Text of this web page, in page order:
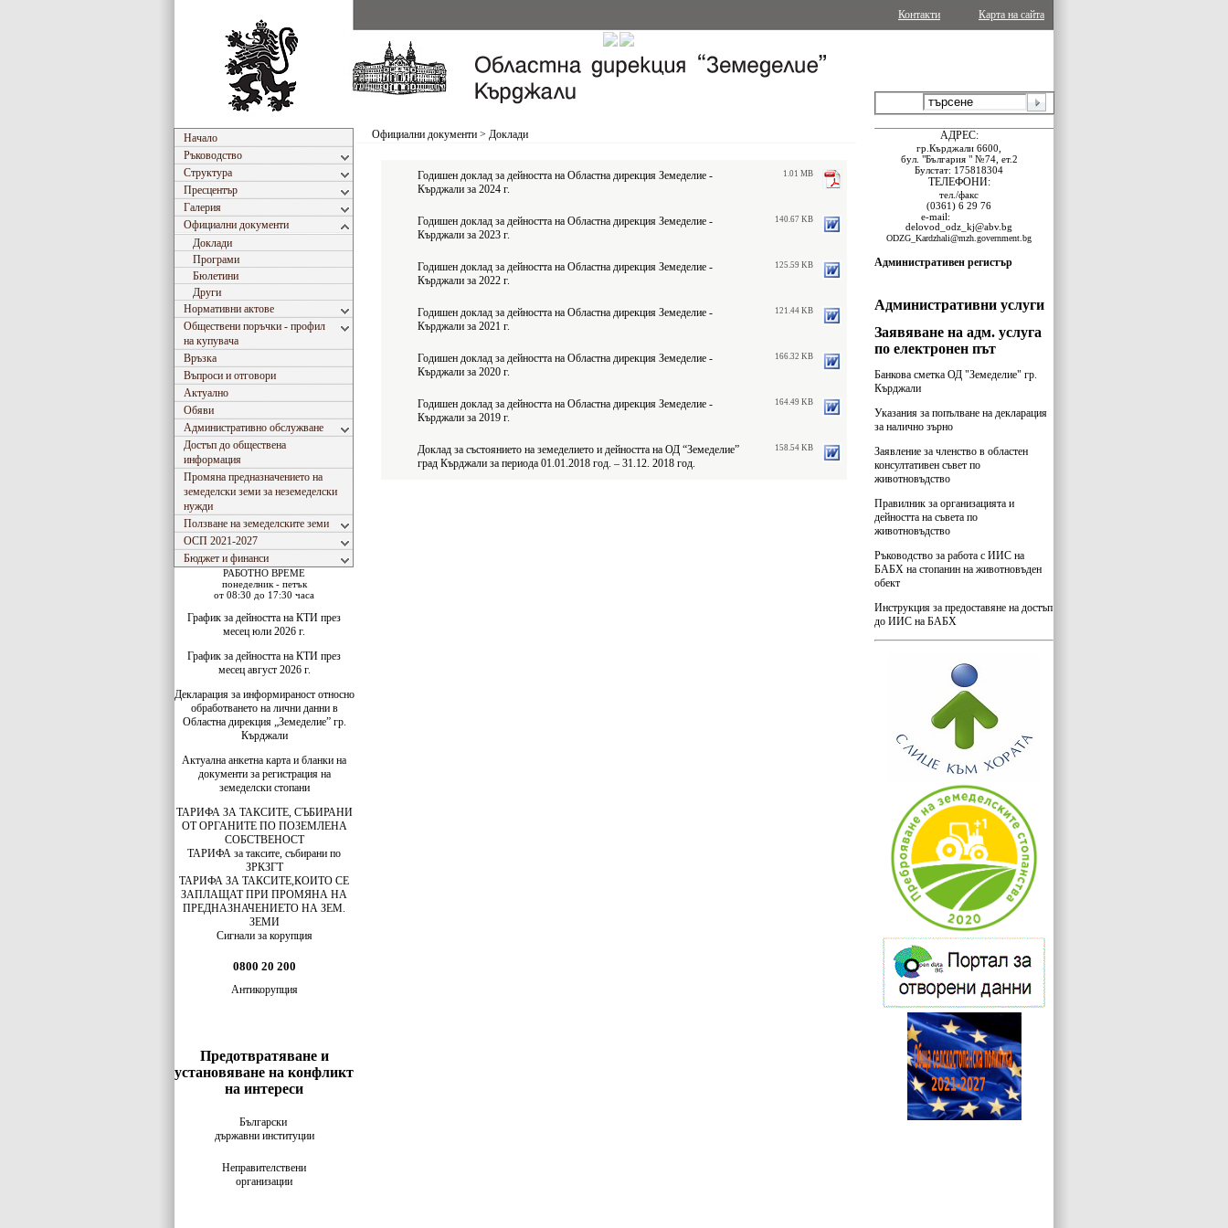
Карта на сайта
Контакти
Начало
Ръководство
Структура
Пресцентър
Галерия
Официални документи
Доклади
Програми
Бюлетини
Други
Нормативни актове
Обществени поръчки - профил
на купувача
Връзка
Въпроси и отговори
Актуално
Обяви
Административно обслужване
Достъп до обществена
информация
Промяна предназначението на
земеделски земи за неземеделски
нужди
Ползване на земеделските земи
ОСП 2021-2027
Бюджет и финанси
РАБОТНО ВРЕМЕ
понеделник - петък
от 08:30 до 17:30 часа
График за дейността на КТИ през
месец юли 2026 г.
График за дейността на КТИ през
месец август 2026 г.
Декларация за информираност относно
обработването на лични данни в
Областна дирекция „Земеделие” гр.
Кърджали
Актуална анкетна карта и бланки на
документи за регистрация на
земеделски стопани
ТАРИФА ЗА ТАКСИТЕ, СЪБИРАНИ
ОТ ОРГАНИТЕ ПО ПОЗЕМЛЕНА
СОБСТВЕНОСТ
ТАРИФА за таксите, събирани по
ЗРКЗГТ
ТАРИФА ЗА ТАКСИТЕ,КОИТО СЕ
ЗАПЛАЩАТ ПРИ ПРОМЯНА НА
ПРЕДНАЗНАЧЕНИЕТО НА ЗЕМ.
ЗЕМИ
Сигнали за корупция
0800 20 200
Антикорупция
Предотвратяване и
установяване на конфликт
на интереси
Български
държавни институции
Неправителствени
организации
Официални документи > Доклади
Годишен доклад за дейността на Областна дирекция Земеделие -
Кърджали за 2024 г.
1.01 MB
Годишен доклад за дейността на Областна дирекция Земеделие -
Кърджали за 2023 г.
140.67 KB
Годишен доклад за дейността на Областна дирекция Земеделие -
Кърджали за 2022 г.
125.59 KB
Годишен доклад за дейността на Областна дирекция Земеделие -
Кърджали за 2021 г.
121.44 KB
Годишен доклад за дейността на Областна дирекция Земеделие -
Кърджали за 2020 г.
166.32 KB
Годишен доклад за дейността на Областна дирекция Земеделие -
Кърджали за 2019 г.
164.49 KB
Доклад за състоянието на земеделието и дейността на ОД “Земеделие”
град Кърджали за периода 01.01.2018 год. – 31.12. 2018 год.
158.54 KB
АДРЕС:
гр.Кърджали 6600,
бул. "България " №74, ет.2
Булстат: 175818304
ТЕЛЕФОНИ:
тел./факс
(0361) 6 29 76
e-mail:
delovod_odz_kj@abv.bg
ODZG_Kardzhali@mzh.government.bg
Административен регистър
Административни услуги
Заявяване на адм. услуга
по електронен път
Банкова сметка ОД "Земеделие" гр.
Кърджали
Указания за попълване на декларация
за налично зърно
Заявление за членство в областен
консултативен съвет по
животновъдство
Правилник за организацията и
дейността на съвета по
животновъдство
Ръководство за работа с ИИС на
БАБХ на стопанин на животновъден
обект
Инструкция за предоставяне на достъп
до ИИС на БАБХ